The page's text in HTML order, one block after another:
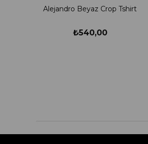
Alejandro Beyaz Crop Tshirt
₺540,00